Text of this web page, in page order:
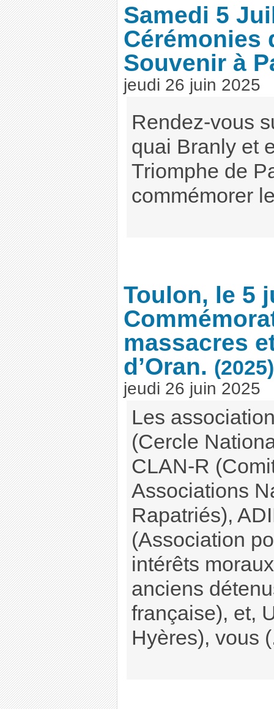
Samedi 5
Cérémonies
Souvenir à
jeudi 26 juin 2025
Rendez-vous
quai Branly et
Triomphe de
commémorer
Toulon, le 5
massacres
d’Oran. (2025)
jeudi 26 juin 2025
Les
(Cercle
CLAN-R
Associations
Rapatriés),
(Association
intérêts
anciens
française), et,
Hyères), vous